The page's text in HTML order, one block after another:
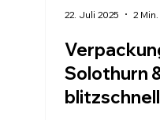
Solothurn
22. Juli 2025 2